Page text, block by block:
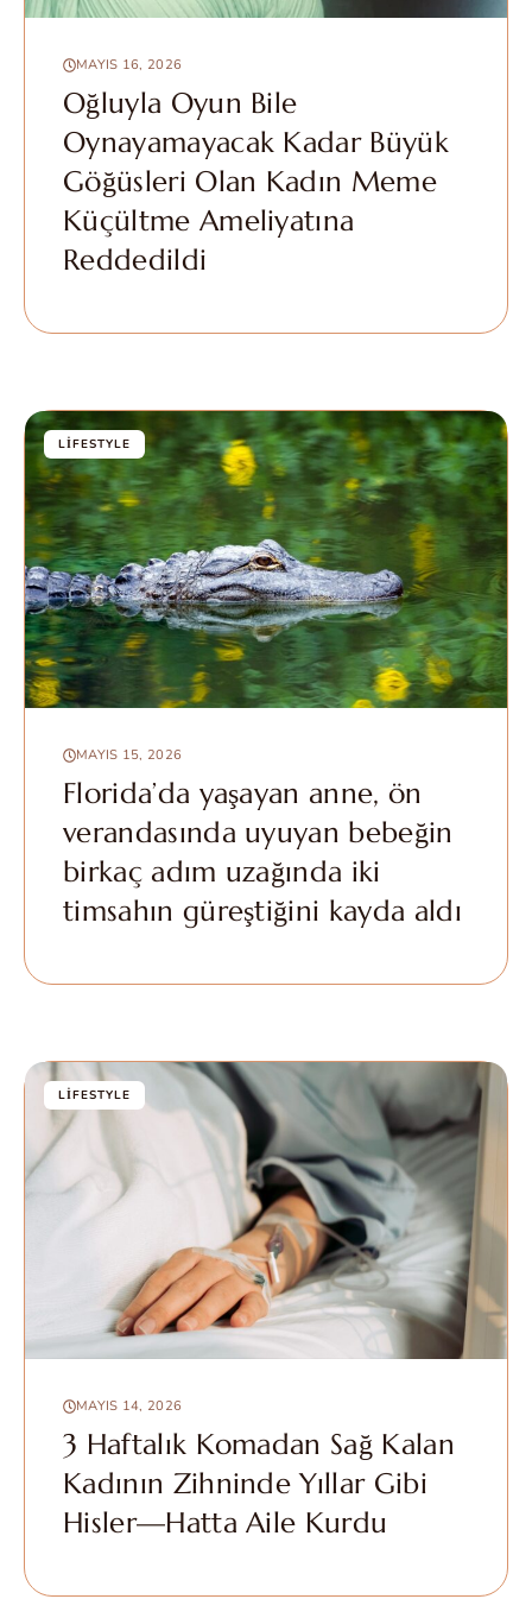
MAYIS 16, 2026
Oğluyla Oyun Bile
Oynayamayacak Kadar Büyük
Göğüsleri Olan Kadın Meme
Küçültme Ameliyatına
Reddedildi
LIFESTYLE
MAYIS 15, 2026
Florida’da yaşayan anne, ön
verandasında uyuyan bebeğin
birkaç adım uzağında iki
timsahın güreştiğini kayda aldı
LIFESTYLE
MAYIS 14, 2026
3 Haftalık Komadan Sağ Kalan
Kadının Zihninde Yıllar Gibi
Hisler—Hatta Aile Kurdu